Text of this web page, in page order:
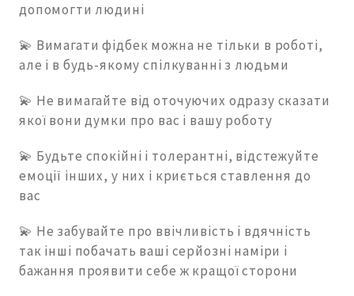
допомогти людині
💫 Вимагати фідбек можна не тільки в роботі,
але і в будь-якому спілкуванні з людьми
💫 Не вимагайте від оточуючих одразу сказати
якої вони думки про вас і вашу роботу
💫 Будьте спокійні і толерантні, відстежуйте
емоції інших, у них і криється ставлення до
вас
💫 Не забувайте про ввічливість і вдячність
так інші побачать ваші серйозні наміри і
бажання проявити себе ж кращої сторони